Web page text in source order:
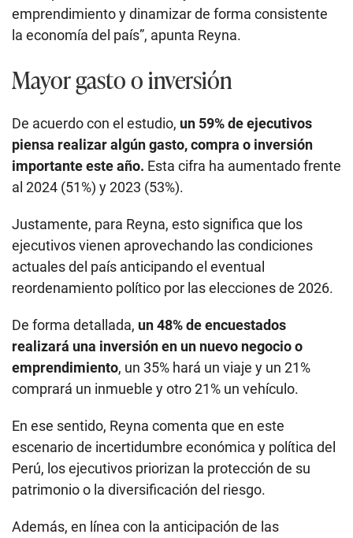
emprendimiento y dinamizar de forma consistente
la economía del país”, apunta Reyna.
Mayor gasto o inversión
De acuerdo con el estudio, un 59% de ejecutivos
piensa realizar algún gasto, compra o inversión
importante este año. Esta cifra ha aumentado frente
al 2024 (51%) y 2023 (53%).
Justamente, para Reyna, esto significa que los
ejecutivos vienen aprovechando las condiciones
actuales del país anticipando el eventual
reordenamiento político por las elecciones de 2026.
De forma detallada, un 48% de encuestados
realizará una inversión en un nuevo negocio o
emprendimiento, un 35% hará un viaje y un 21%
comprará un inmueble y otro 21% un vehículo.
En ese sentido, Reyna comenta que en este
escenario de incertidumbre económica y política del
Perú, los ejecutivos priorizan la protección de su
patrimonio o la diversificación del riesgo.
Además, en línea con la anticipación de las